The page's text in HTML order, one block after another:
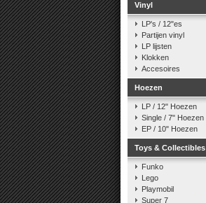
Vinyl
LP's / 12"es
Partijen vinyl
LP lijsten
Klokken
Accesoires
Hoezen
LP / 12" Hoezen
Single / 7" Hoezen
EP / 10" Hoezen
Toys & Collectibles
Funko
Lego
Playmobil
Super 7